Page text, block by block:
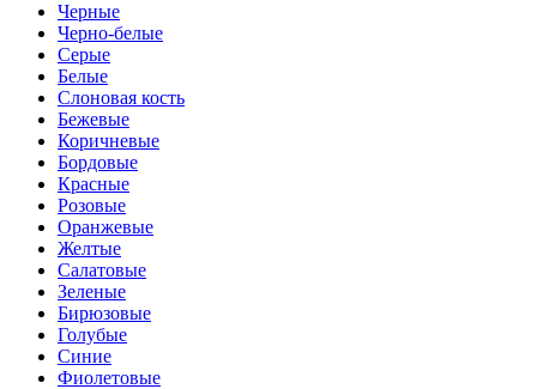
Черные
Черно-белые
Серые
Белые
Слоновая кость
Бежевые
Коричневые
Бордовые
Красные
Розовые
Оранжевые
Желтые
Салатовые
Зеленые
Бирюзовые
Голубые
Синие
Фиолетовые